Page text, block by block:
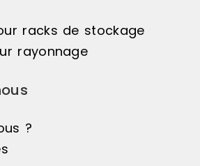
racks de stockage
rayonnage
?